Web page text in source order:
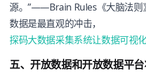
源。”——Brain Rules《大脑法则
数据是最直观的冲击，
探码大数据采集系统让数据可视
五、开放数据和开放数据平